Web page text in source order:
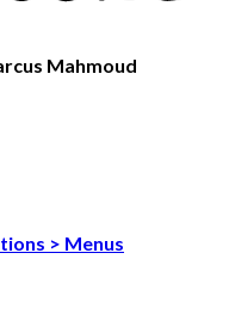
Mahmoud
> Menus